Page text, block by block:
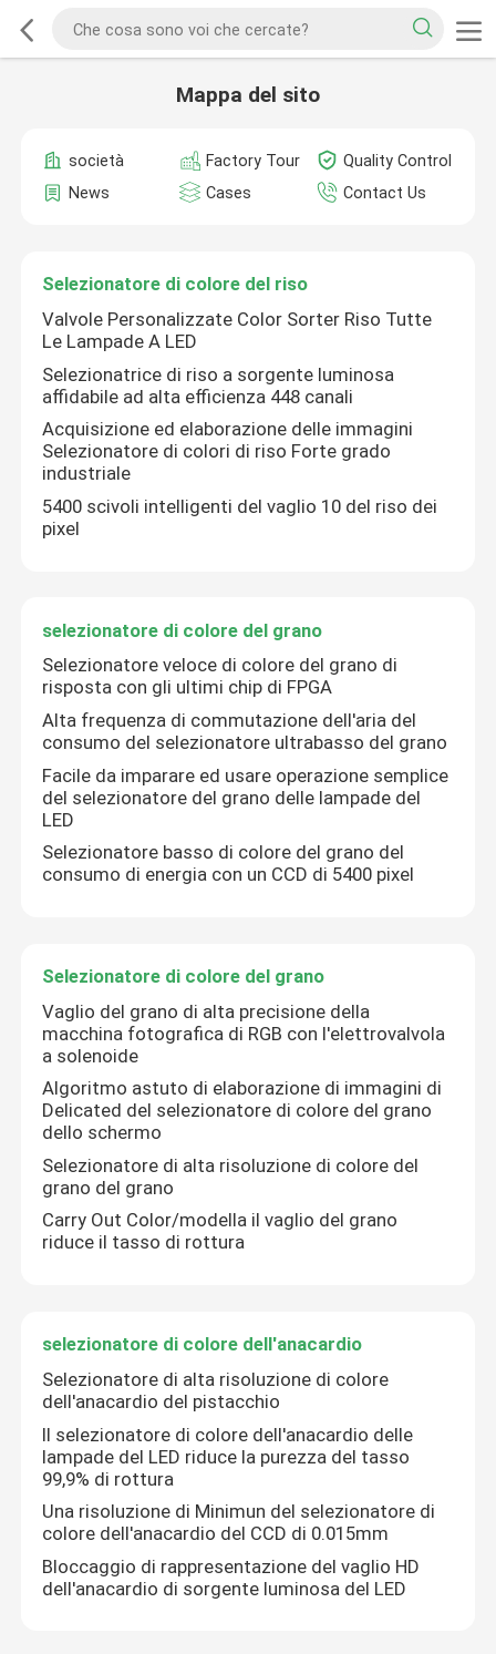
Mappa del sito
società Factory Tour
Quality Control
News
Cases Contact Us
Selezionatore di colore del riso
Valvole Personalizzate Color Sorter Riso Tutte
Le Lampade A LED
Selezionatrice di riso a sorgente luminosa
affidabile ad alta efficienza 448 canali
Acquisizione ed elaborazione delle immagini
Selezionatore di colori di riso Forte grado
industriale
5400 scivoli intelligenti del vaglio 10 del riso dei
pixel
selezionatore di colore del grano
Selezionatore veloce di colore del grano di
risposta con gli ultimi chip di FPGA
Alta frequenza di commutazione dell'aria del
consumo del selezionatore ultrabasso del grano
Facile da imparare ed usare operazione semplice
del selezionatore del grano delle lampade del
LED
Selezionatore basso di colore del grano del
consumo di energia con un CCD di 5400 pixel
Selezionatore di colore del grano
Vaglio del grano di alta precisione della
macchina fotografica di RGB con l'elettrovalvola
a solenoide
Algoritmo astuto di elaborazione di immagini di
Delicated del selezionatore di colore del grano
dello schermo
Selezionatore di alta risoluzione di colore del
grano del grano
Carry Out Color/modella il vaglio del grano
riduce il tasso di rottura
selezionatore di colore dell'anacardio
Selezionatore di alta risoluzione di colore
dell'anacardio del pistacchio
Il selezionatore di colore dell'anacardio delle
lampade del LED riduce la purezza del tasso
99,9% di rottura
Una risoluzione di Minimun del selezionatore di
colore dell'anacardio del CCD di 0.015mm
Bloccaggio di rappresentazione del vaglio HD
dell'anacardio di sorgente luminosa del LED